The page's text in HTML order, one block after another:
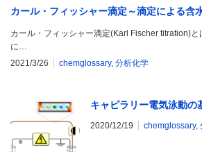
カール・フィッシャー滴定～滴定による含
カール・フィッシャー滴定(Karl Fischer titration)
に…
2021/3/26
chemglossary, 分析化学
キャピラリー電気泳動の
2020/12/19 chemglossary,